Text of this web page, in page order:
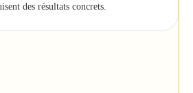
des résultats concrets.